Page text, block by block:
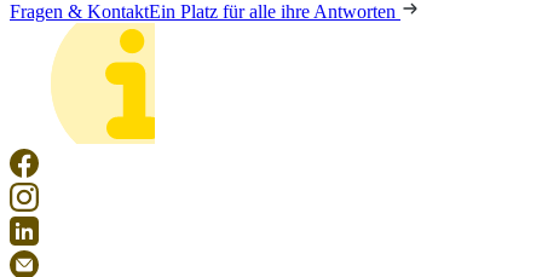
Fragen & KontaktEin Platz für alle ihre Antworten